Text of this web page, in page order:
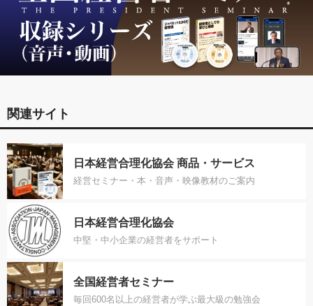
関連サイト
日本経営合理化協会 商品・サービス
経営セミナー・本・音声・映像教材のご案内
日本経営合理化協会
中堅・中小企業の経営者をサポート
全国経営者セミナー
毎回600名以上の経営者が学ぶ最大級の勉強会